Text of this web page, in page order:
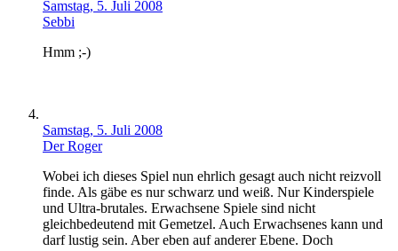
Samstag, 5. Juli 2008
Sebbi
Hmm ;-)
Samstag, 5. Juli 2008
Der Roger
Wobei ich dieses Spiel nun ehrlich gesagt auch nicht reizvoll
finde. Als gäbe es nur schwarz und weiß. Nur Kinderspiele
und Ultra-brutales. Erwachsene Spiele sind nicht
gleichbedeutend mit Gemetzel. Auch Erwachsenes kann und
darf lustig sein. Aber eben auf anderer Ebene. Doch